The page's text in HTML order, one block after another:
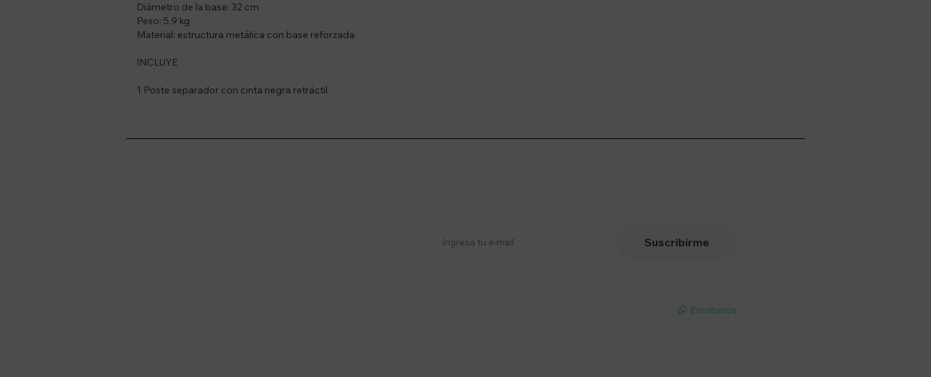
Diámetro de la base: 32 cm
Peso: 5.9 kg
Material: estructura metálica con base reforzada
INCLUYE
1 Poste separador con cinta negra retráctil
Suscribirme
 Escribinos